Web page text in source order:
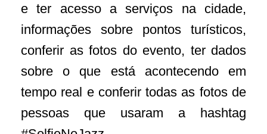
e ter acesso a serviços na cidade,
informações sobre pontos turísticos,
conferir as fotos do evento, ter dados
sobre o que está acontecendo em
tempo real e conferir todas as fotos de
pessoas que usaram a hashtag